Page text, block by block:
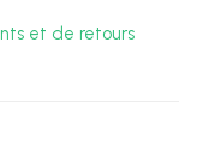
et de retours